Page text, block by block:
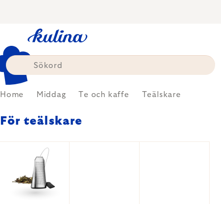
Home Middag Te och kaffe Teälskare
För teälskare